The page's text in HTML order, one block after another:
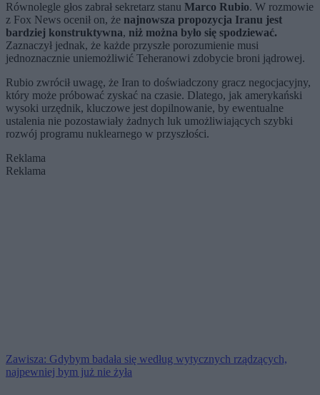
Równolegle głos zabrał sekretarz stanu Marco Rubio. W rozmowie
z Fox News ocenił on, że najnowsza propozycja Iranu jest
bardziej konstruktywna, niż można było się spodziewać.
Zaznaczył jednak, że każde przyszłe porozumienie musi
jednoznacznie uniemożliwić Teheranowi zdobycie broni jądrowej.
Rubio zwrócił uwagę, że Iran to doświadczony gracz negocjacyjny,
który może próbować zyskać na czasie. Dlatego, jak amerykański
wysoki urzędnik, kluczowe jest dopilnowanie, by ewentualne
ustalenia nie pozostawiały żadnych luk umożliwiających szybki
rozwój programu nuklearnego w przyszłości.
Reklama
Reklama
Zawisza: Gdybym badała się według wytycznych rządzących,
najpewniej bym już nie żyła